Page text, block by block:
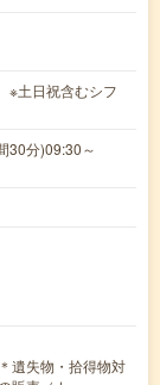
土日祝含むシフ
30分)09:30～
遺失物・拾得物対